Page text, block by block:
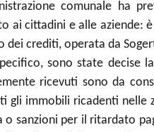
comunale ha
ai cittadini e alle aziende:
dei crediti, operata da
sono state decise
ricevuti sono da
gli immobili ricadenti nelle
o sanzioni per il ritardato